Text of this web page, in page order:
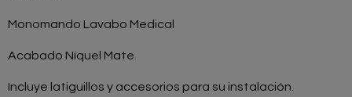
Monomando Lavabo Medical
Acabado Níquel Mate.
Incluye latiguillos y accesorios para su instalación.